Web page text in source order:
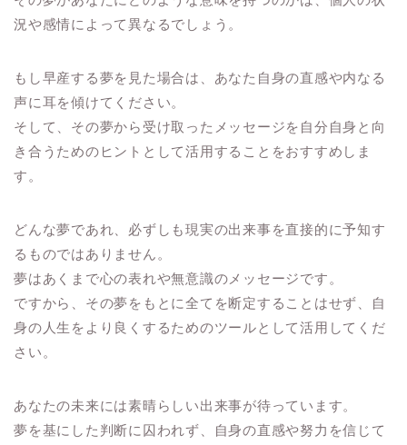
況や感情によって異なるでしょう。
もし早産する夢を見た場合は、あなた自身の直感や内なる
声に耳を傾けてください。
そして、その夢から受け取ったメッセージを自分自身と向
き合うためのヒントとして活用することをおすすめしま
す。
どんな夢であれ、必ずしも現実の出来事を直接的に予知す
るものではありません。
夢はあくまで心の表れや無意識のメッセージです。
ですから、その夢をもとに全てを断定することはせず、自
身の人生をより良くするためのツールとして活用してくだ
さい。
あなたの未来には素晴らしい出来事が待っています。
夢を基にした判断に囚われず、自身の直感や努力を信じて